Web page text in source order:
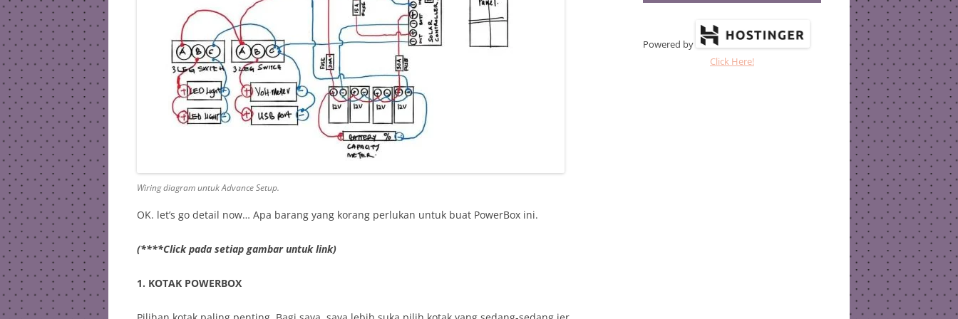
Wiring diagram untuk Advance Setup.
OK. let’s go detail now… Apa barang yang korang perlukan untuk buat PowerBox ini.
(****Click pada setiap gambar untuk link)
1. KOTAK POWERBOX
Powered by
Click Here!